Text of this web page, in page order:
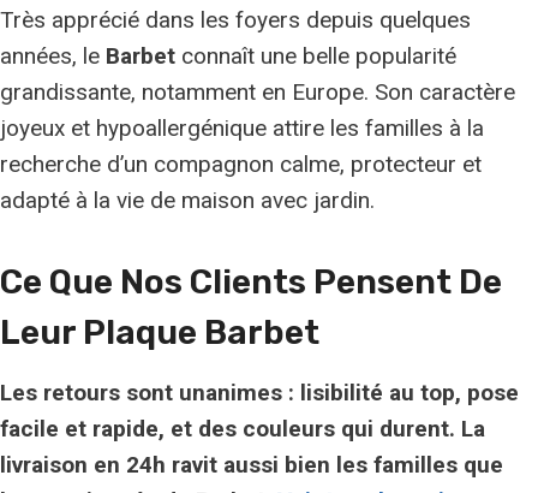
Très apprécié dans les foyers depuis quelques
années, le Barbet connaît une belle popularité
grandissante, notamment en Europe. Son caractère
joyeux et hypoallergénique attire les familles à la
recherche d’un compagnon calme, protecteur et
adapté à la vie de maison avec jardin.
Ce Que Nos Clients Pensent De
Leur Plaque Barbet
Les retours sont unanimes : lisibilité au top, pose
facile et rapide, et des couleurs qui durent. La
livraison en 24h ravit aussi bien les familles que